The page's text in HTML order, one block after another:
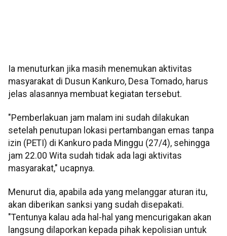
Ia menuturkan jika masih menemukan aktivitas
masyarakat di Dusun Kankuro, Desa Tomado, harus
jelas alasannya membuat kegiatan tersebut.
"Pemberlakuan jam malam ini sudah dilakukan
setelah penutupan lokasi pertambangan emas tanpa
izin (PETI) di Kankuro pada Minggu (27/4), sehingga
jam 22.00 Wita sudah tidak ada lagi aktivitas
masyarakat," ucapnya.
Menurut dia, apabila ada yang melanggar aturan itu,
akan diberikan sanksi yang sudah disepakati.
"Tentunya kalau ada hal-hal yang mencurigakan akan
langsung dilaporkan kepada pihak kepolisian untuk